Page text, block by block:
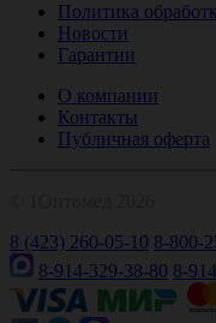
Политика
Новости
Гарантии
О компании
Контакты
Публичная оферта
8 (423) 260-05-10 8-800-
8-914-329-38-80 8-